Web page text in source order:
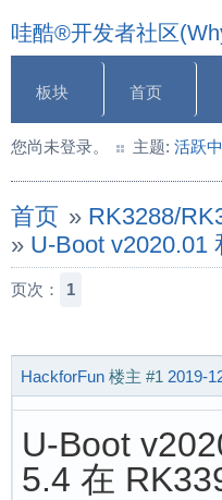
哇酷®开发者社区
板块 首页
您尚未登录。 主题: 活跃中
首页 » RK3288/
» U-Boot v2020.01
页次： 1
HackforFun 楼主 #1 2019-
U-Boot
5.4 在